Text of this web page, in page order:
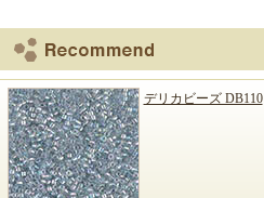
デリカビーズ DB110